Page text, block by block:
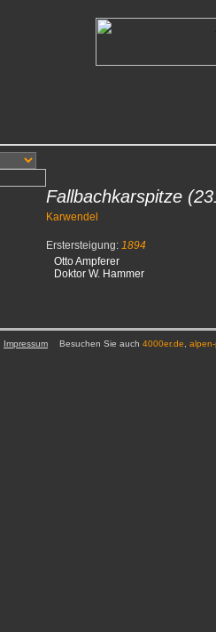
Fallbachkarspitze
Karwendel
Erstersteigung: 1894
Otto Ampferer
Doktor W. Hammer
Impressum Besuchen Sie auch 4000er.de